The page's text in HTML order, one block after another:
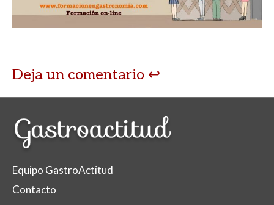
Deja un comentario
Equipo GastroActitud
Contacto